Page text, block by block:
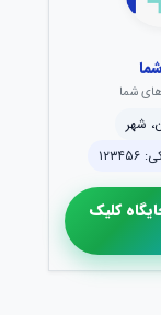
شما
شهر
کلیک